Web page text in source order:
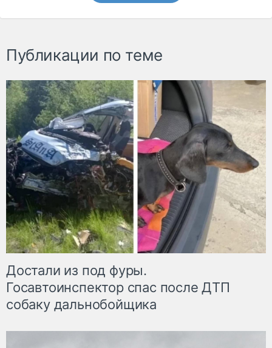
Публикации по теме
Достали из под фуры.
Госавтоинспектор спас после ДТП
собаку дальнобойщика